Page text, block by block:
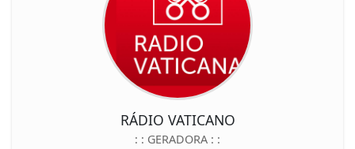
RÁDIO VATICANO
: : GERADORA : :